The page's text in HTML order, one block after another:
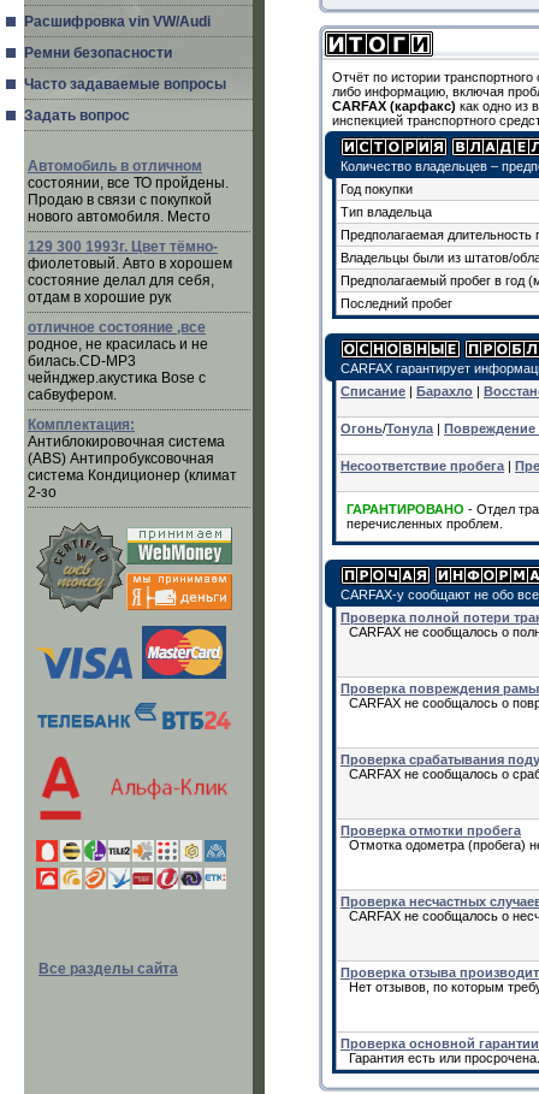
Расшифровка vin VW/Audi
Ремни безопасности
Часто задаваемые вопросы
Задать вопрос
Автомобиль в отличном
состоянии, все ТО пройдены.
Продаю в связи с покупкой
нового автомобиля. Место
129 300 1993г. Цвет тёмно-
фиолетовый. Авто в хорошем
состояние делал для себя,
отдам в хорошие рук
отличное состояние ,все
родное, не красилась и не
билась.CD-MP3
чейнджер.акустика Bose с
сабвуфером.
Комплектация:
Антиблокировочная система
(ABS) Антипробуксовочная
система Кондиционер (климат
2-зо
Все разделы сайта
Отчёт по истории
либо информацию, включая
CARFAX (карфакс) как одно из
инспекцией транспортного
Количество владельцев –
Год покупки
Тип владельца
Предполагаемая длительность
Владельцы были из штатов/
Предполагаемый пробег в год
Последний пробег
CARFAX гарантирует
Списание | Барахло |
Огонь/Тонула | Повреждение
Несоответствие пробега |
ГАРАНТИРОВАНО - Отдел
перечисленных проблем.
CARFAX-у сообщают не обо
Проверка полной потери
CARFAX не сообщалось о
Проверка повреждения рамы
CARFAX не сообщалось о
Проверка срабатывания
CARFAX не сообщалось о
Проверка отмотки пробега
Отмотка одометра (пробега)
Проверка несчастных
CARFAX не сообщалось о
Проверка отзыва
Нет отзывов, по которым
Проверка основной гарантии
Гарантия есть или просрочена.